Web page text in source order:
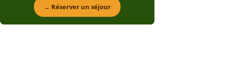
→ Réserver un séjour